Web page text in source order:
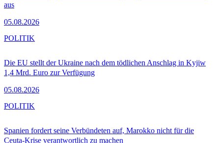
aus
05.08.2026
Die EU stellt der Ukraine nach dem tödlichen Anschlag in Kyjiw
1,4 Mrd. Euro zur Verfügung
05.08.2026
POLITIK
Spanien fordert seine Verbündeten auf, Marokko nicht für die
Ceuta-Krise verantwortlich zu machen
POLITIK